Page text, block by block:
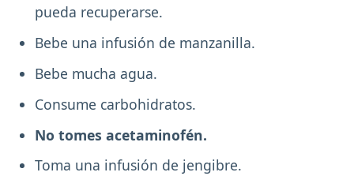
pueda recuperarse.
Bebe una infusión de manzanilla.
Bebe mucha agua.
Consume carbohidratos.
No tomes acetaminofén.
Toma una infusión de jengibre.